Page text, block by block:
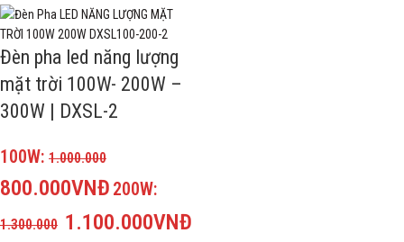
Đèn pha led năng lượng
mặt trời 100W- 200W –
300W | DXSL-2
100W: 1.000.000
800.000VNĐ 200W:
1.300.000 1.100.000VNĐ